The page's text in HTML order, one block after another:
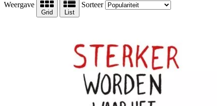
Weergave
Grid List
Sorteer